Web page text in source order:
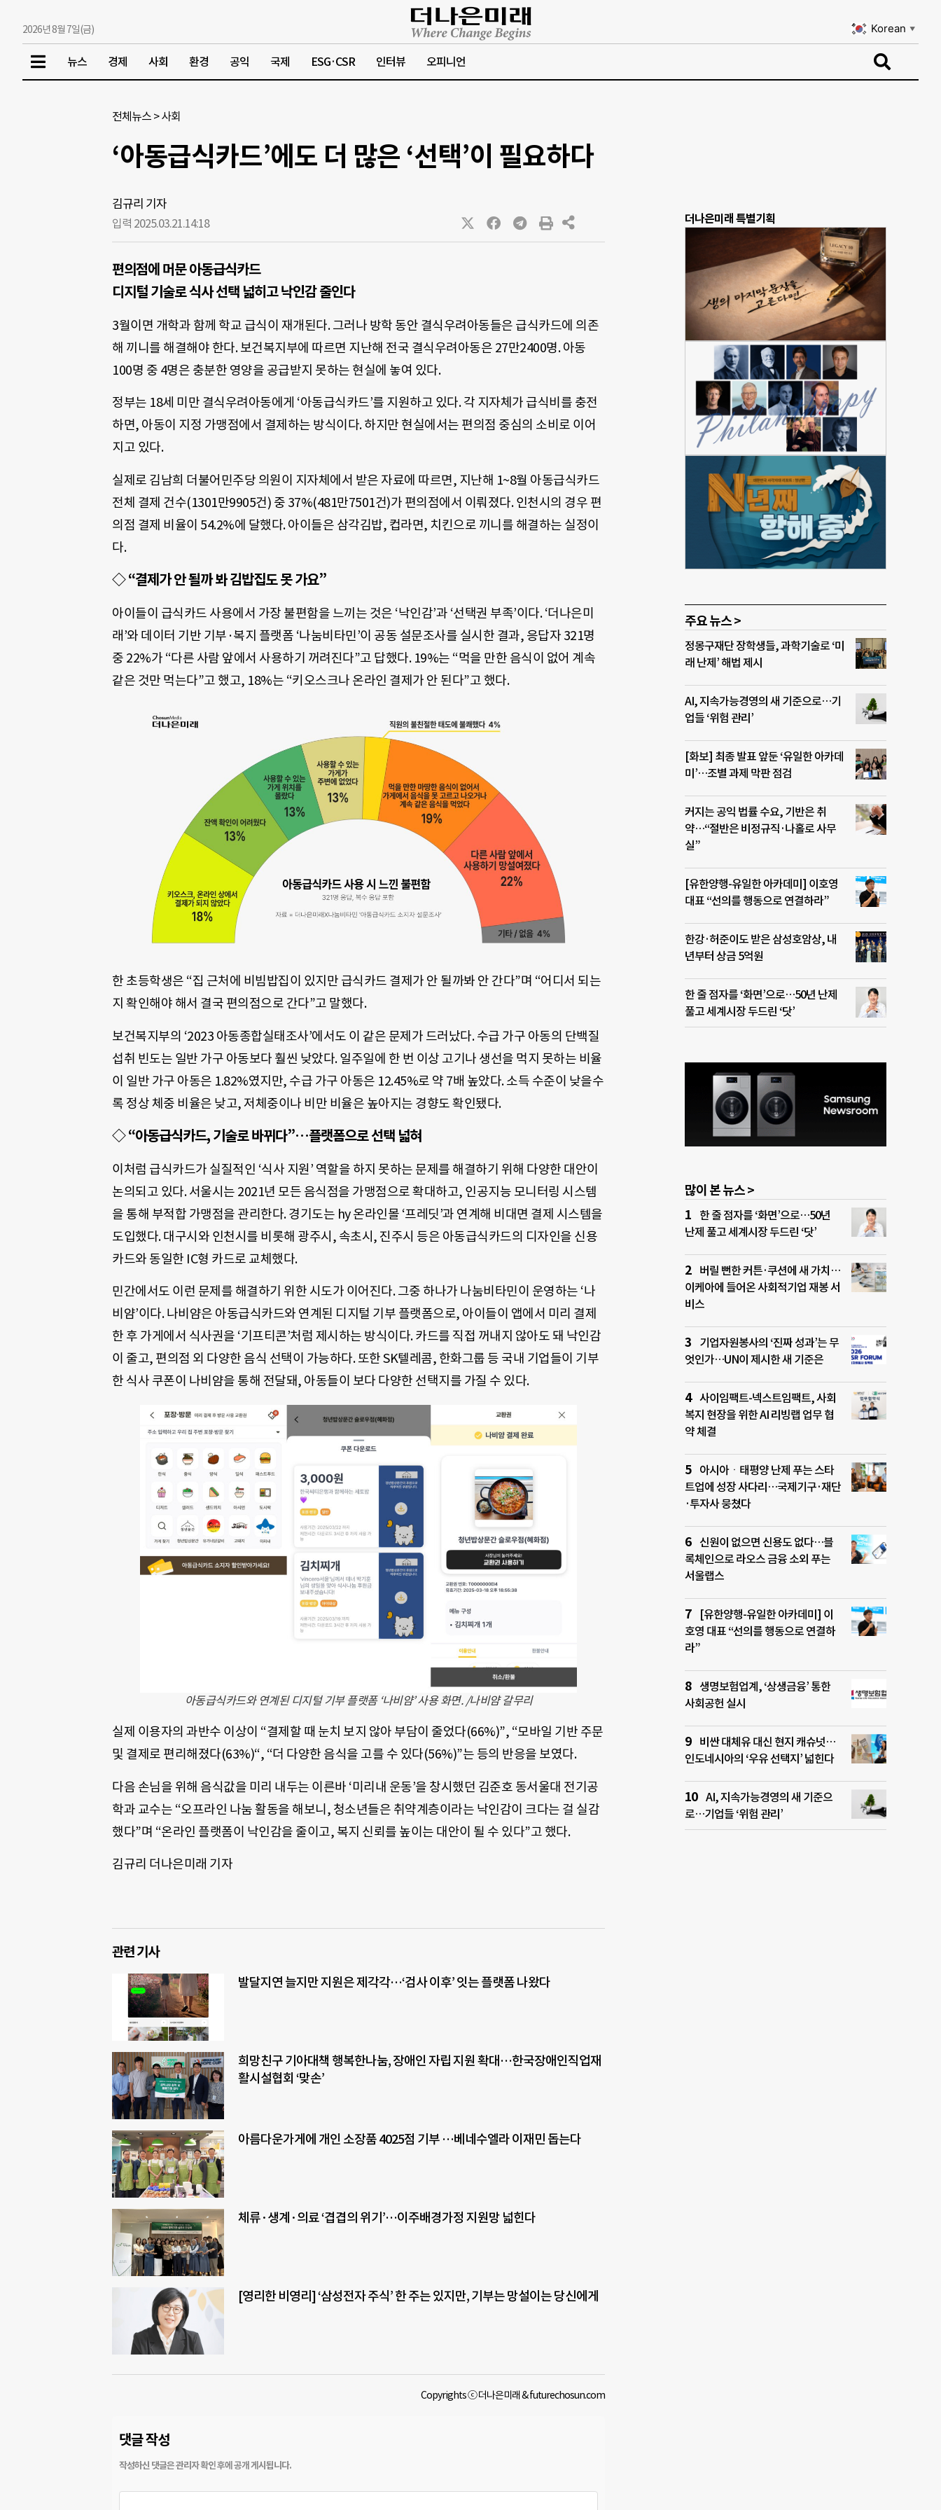
2026년 8월 7일(금) Korean ▼
뉴스 경제 사회 환경 공익 국제 ESG·CSR 인터뷰 오피니언
전체뉴스 >사회
‘아동급식카드’에도 더 많은 ‘선택’이 필요하다
김규리 기자
입력 2025.03.21.14:18
편의점에 머문 아동급식카드
디지털 기술로 식사 선택 넓히고 낙인감 줄인다
3월이면 개학과 함께 학교 급식이 재개된다. 그러나 방학 동안 결식우려아동들은 급식카드에 의존
해 끼니를 해결해야 한다. 보건복지부에 따르면 지난해 전국 결식우려아동은 27만2400명. 아동
100명 중 4명은 충분한 영양을 공급받지 못하는 현실에 놓여 있다.
정부는 18세 미만 결식우려아동에게 ‘아동급식카드’를 지원하고 있다. 각 지자체가 급식비를 충전
하면, 아동이 지정 가맹점에서 결제하는 방식이다. 하지만 현실에서는 편의점 중심의 소비로 이어
지고 있다.
실제로 김남희 더불어민주당 의원이 지자체에서 받은 자료에 따르면, 지난해 1~8월 아동급식카드
전체 결제 건수(1301만9905건) 중 37%(481만7501건)가 편의점에서 이뤄졌다. 인천시의 경우 편
의점 결제 비율이 54.2%에 달했다. 아이들은 삼각김밥, 컵라면, 치킨으로 끼니를 해결하는 실정이
다.
◇ “결제가 안 될까 봐 김밥집도 못 가요”
아이들이 급식카드 사용에서 가장 불편함을 느끼는 것은 ‘낙인감’과 ‘선택권 부족’이다. ‘더나은미
래’와 데이터 기반 기부·복지 플랫폼 ‘나눔비타민’이 공동 설문조사를 실시한 결과, 응답자 321명
중 22%가 “다른 사람 앞에서 사용하기 꺼려진다”고 답했다. 19%는 “먹을 만한 음식이 없어 계속
같은 것만 먹는다”고 했고, 18%는 “키오스크나 온라인 결제가 안 된다”고 했다.
한 초등학생은 “집 근처에 비빔밥집이 있지만 급식카드 결제가 안 될까봐 안 간다”며 “어디서 되는
지 확인해야 해서 결국 편의점으로 간다”고 말했다.
보건복지부의 ‘2023 아동종합실태조사’에서도 이 같은 문제가 드러났다. 수급 가구 아동의 단백질
섭취 빈도는 일반 가구 아동보다 훨씬 낮았다. 일주일에 한 번 이상 고기나 생선을 먹지 못하는 비율
이 일반 가구 아동은 1.82%였지만, 수급 가구 아동은 12.45%로 약 7배 높았다. 소득 수준이 낮을수
록 정상 체중 비율은 낮고, 저체중이나 비만 비율은 높아지는 경향도 확인됐다.
◇ “아동급식카드, 기술로 바뀌다”…플랫폼으로 선택 넓혀
이처럼 급식카드가 실질적인 ‘식사 지원’ 역할을 하지 못하는 문제를 해결하기 위해 다양한 대안이
논의되고 있다. 서울시는 2021년 모든 음식점을 가맹점으로 확대하고, 인공지능 모니터링 시스템
을 통해 부적합 가맹점을 관리한다. 경기도는 hy 온라인몰 ‘프레딧’과 연계해 비대면 결제 시스템을
도입했다. 대구시와 인천시를 비롯해 광주시, 속초시, 진주시 등은 아동급식카드의 디자인을 신용
카드와 동일한 IC형 카드로 교체했다.
민간에서도 이런 문제를 해결하기 위한 시도가 이어진다. 그중 하나가 나눔비타민이 운영하는 ‘나
비얌’이다. 나비얌은 아동급식카드와 연계된 디지털 기부 플랫폼으로, 아이들이 앱에서 미리 결제
한 후 가게에서 식사권을 ‘기프티콘’처럼 제시하는 방식이다. 카드를 직접 꺼내지 않아도 돼 낙인감
이 줄고, 편의점 외 다양한 음식 선택이 가능하다. 또한 SK텔레콤, 한화그룹 등 국내 기업들이 기부
한 식사 쿠폰이 나비얌을 통해 전달돼, 아동들이 보다 다양한 선택지를 가질 수 있다.
아동급식카드와 연계된 디지털 기부 플랫폼 ‘나비얌’ 사용 화면. /나비얌 갈무리
실제 이용자의 과반수 이상이 “결제할 때 눈치 보지 않아 부담이 줄었다(66%)”, “모바일 기반 주문
및 결제로 편리해졌다(63%)“, “더 다양한 음식을 고를 수 있다(56%)”는 등의 반응을 보였다.
다음 손님을 위해 음식값을 미리 내두는 이른바 ‘미리내 운동’을 창시했던 김준호 동서울대 전기공
학과 교수는 “오프라인 나눔 활동을 해보니, 청소년들은 취약계층이라는 낙인감이 크다는 걸 실감
했다”며 “온라인 플랫폼이 낙인감을 줄이고, 복지 신뢰를 높이는 대안이 될 수 있다”고 했다.
김규리 더나은미래 기자
관련 기사
발달지연 늘지만 지원은 제각각…‘검사 이후’ 잇는 플랫폼 나왔다
희망친구 기아대책 행복한나눔, 장애인 자립 지원 확대…한국장애인직업재
활시설협회 ‘맞손’
아름다운가게에 개인 소장품 4025점 기부 …베네수엘라 이재민 돕는다
체류·생계·의료 ‘겹겹의 위기’…이주배경가정 지원망 넓힌다
[영리한 비영리] ‘삼성전자 주식’ 한 주는 있지만, 기부는 망설이는 당신에게
Copyrights ⓒ 더나은미래 & futurechosun.com
댓글 작성
더나은미래 특별기획
주요 뉴스 >
정몽구재단 장학생들, 과학기술로 ‘미
래 난제’ 해법 제시
AI, 지속가능경영의 새 기준으로…기
업들 ‘위험 관리’
[화보] 최종 발표 앞둔 ‘유일한 아카데
미’…조별 과제 막판 점검
커지는 공익 법률 수요, 기반은 취
약…“절반은 비정규직·나홀로 사무
실”
[유한양행-유일한 아카데미] 이호영
대표 “선의를 행동으로 연결하라”
한강·허준이도 받은 삼성호암상, 내
년부터 상금 5억원
한 줄 점자를 ‘화면’으로…50년 난제
풀고 세계시장 두드린 ‘닷’
많이 본 뉴스 >
한 줄 점자를 ‘화면’으로…50년
난제 풀고 세계시장 두드린 ‘닷’
버릴 뻔한 커튼·쿠션에 새 가치…
이케아에 들어온 사회적기업 재봉 서
비스
기업자원봉사의 ‘진짜 성과’는 무
엇인가…UN이 제시한 새 기준은
사이임팩트-넥스트임팩트, 사회
복지 현장을 위한 AI 리빙랩 업무 협
약 체결
아시아ㆍ태평양 난제 푸는 스타
트업에 성장 사다리…국제기구·재단
·투자사 뭉쳤다
신원이 없으면 신용도 없다…블
록체인으로 라오스 금융 소외 푸는
서울랩스
[유한양행-유일한 아카데미] 이
호영 대표 “선의를 행동으로 연결하
라”
생명보험업계, ‘상생금융’ 통한
사회공헌 실시
비싼 대체유 대신 현지 캐슈넛…
인도네시아의 ‘우유 선택지’ 넓힌다
AI, 지속가능경영의 새 기준으
로…기업들 ‘위험 관리’